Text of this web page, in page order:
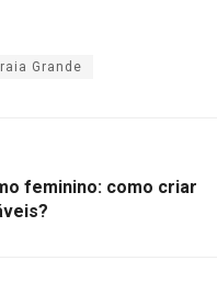
Grande
feminino: como criar